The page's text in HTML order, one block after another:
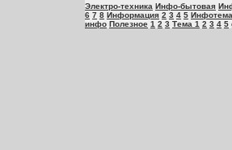
Электро-техника Инфо-бытовая
6 7 8 Информация 2 3 4 5 Инфотема
инфо Полезное 1 2 3 Тема 1 2 3 4 5